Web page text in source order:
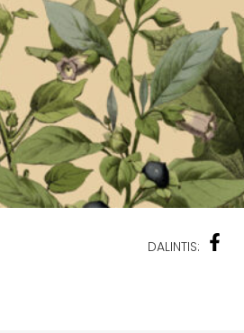
DALINTIS: